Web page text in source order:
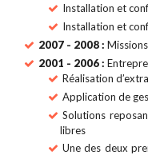
Installation et
Installation et
2007 - 2008 :
2001 - 2006 :
Réalisation
Application de
Solutions
libres
Une des deux